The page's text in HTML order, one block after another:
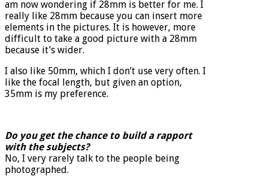
am now wondering if 28mm is better for me. I
really like 28mm because you can insert more
elements in the pictures. It is however, more
difficult to take a good picture with a 28mm
because it’s wider.
I also like 50mm, which I don’t use very often. I
like the focal length, but given an option,
35mm is my preference.
Do you get the chance to build a rapport
with the subjects?
No, I very rarely talk to the people being
photographed.